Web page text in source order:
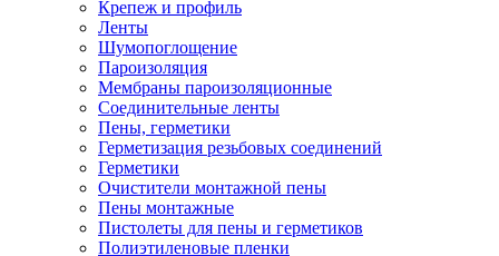
Крепеж и профиль
Ленты
Шумопоглощение
Пароизоляция
Мембраны пароизоляционные
Соединительные ленты
Пены, герметики
Герметизация резьбовых соединений
Герметики
Очистители монтажной пены
Пены монтажные
Пистолеты для пены и герметиков
Полиэтиленовые пленки